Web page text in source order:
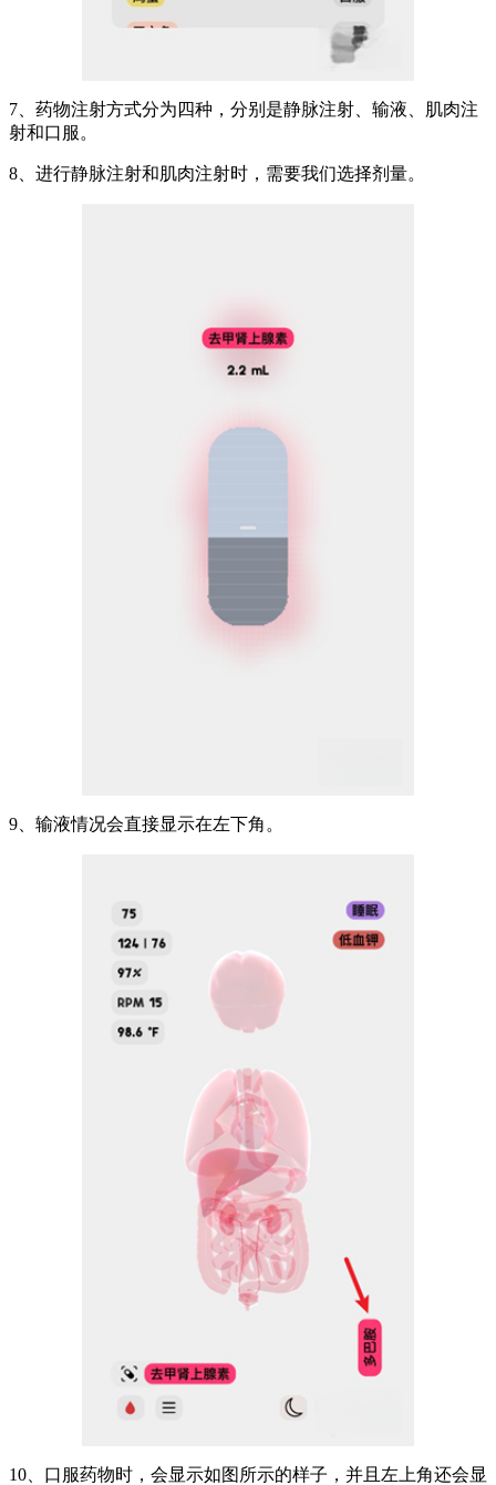
7、药物注射方式分为四种，分别是静脉注射、输液、肌肉注
射和口服。
8、进行静脉注射和肌肉注射时，需要我们选择剂量。
9、输液情况会直接显示在左下角。
10、口服药物时，会显示如图所示的样子，并且左上角还会显